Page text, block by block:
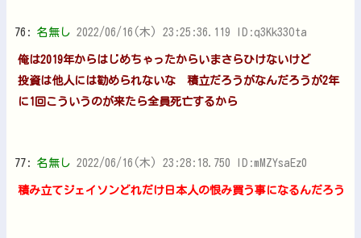
76: 名無し 2022/06/16(木) 23:25:36.119 ID:q3Kk33Ota
俺は2019年からはじめちゃったからいまさらひけないけど
投資は他人には勧められないな 積立だろうがなんだろうが2年
に1回こういうのが来たら全員死亡するから
77: 名無し 2022/06/16(木) 23:28:18.750 ID:mMZYsaEz0
積み立てジェイソンどれだけ日本人の恨み買う事になるんだろう